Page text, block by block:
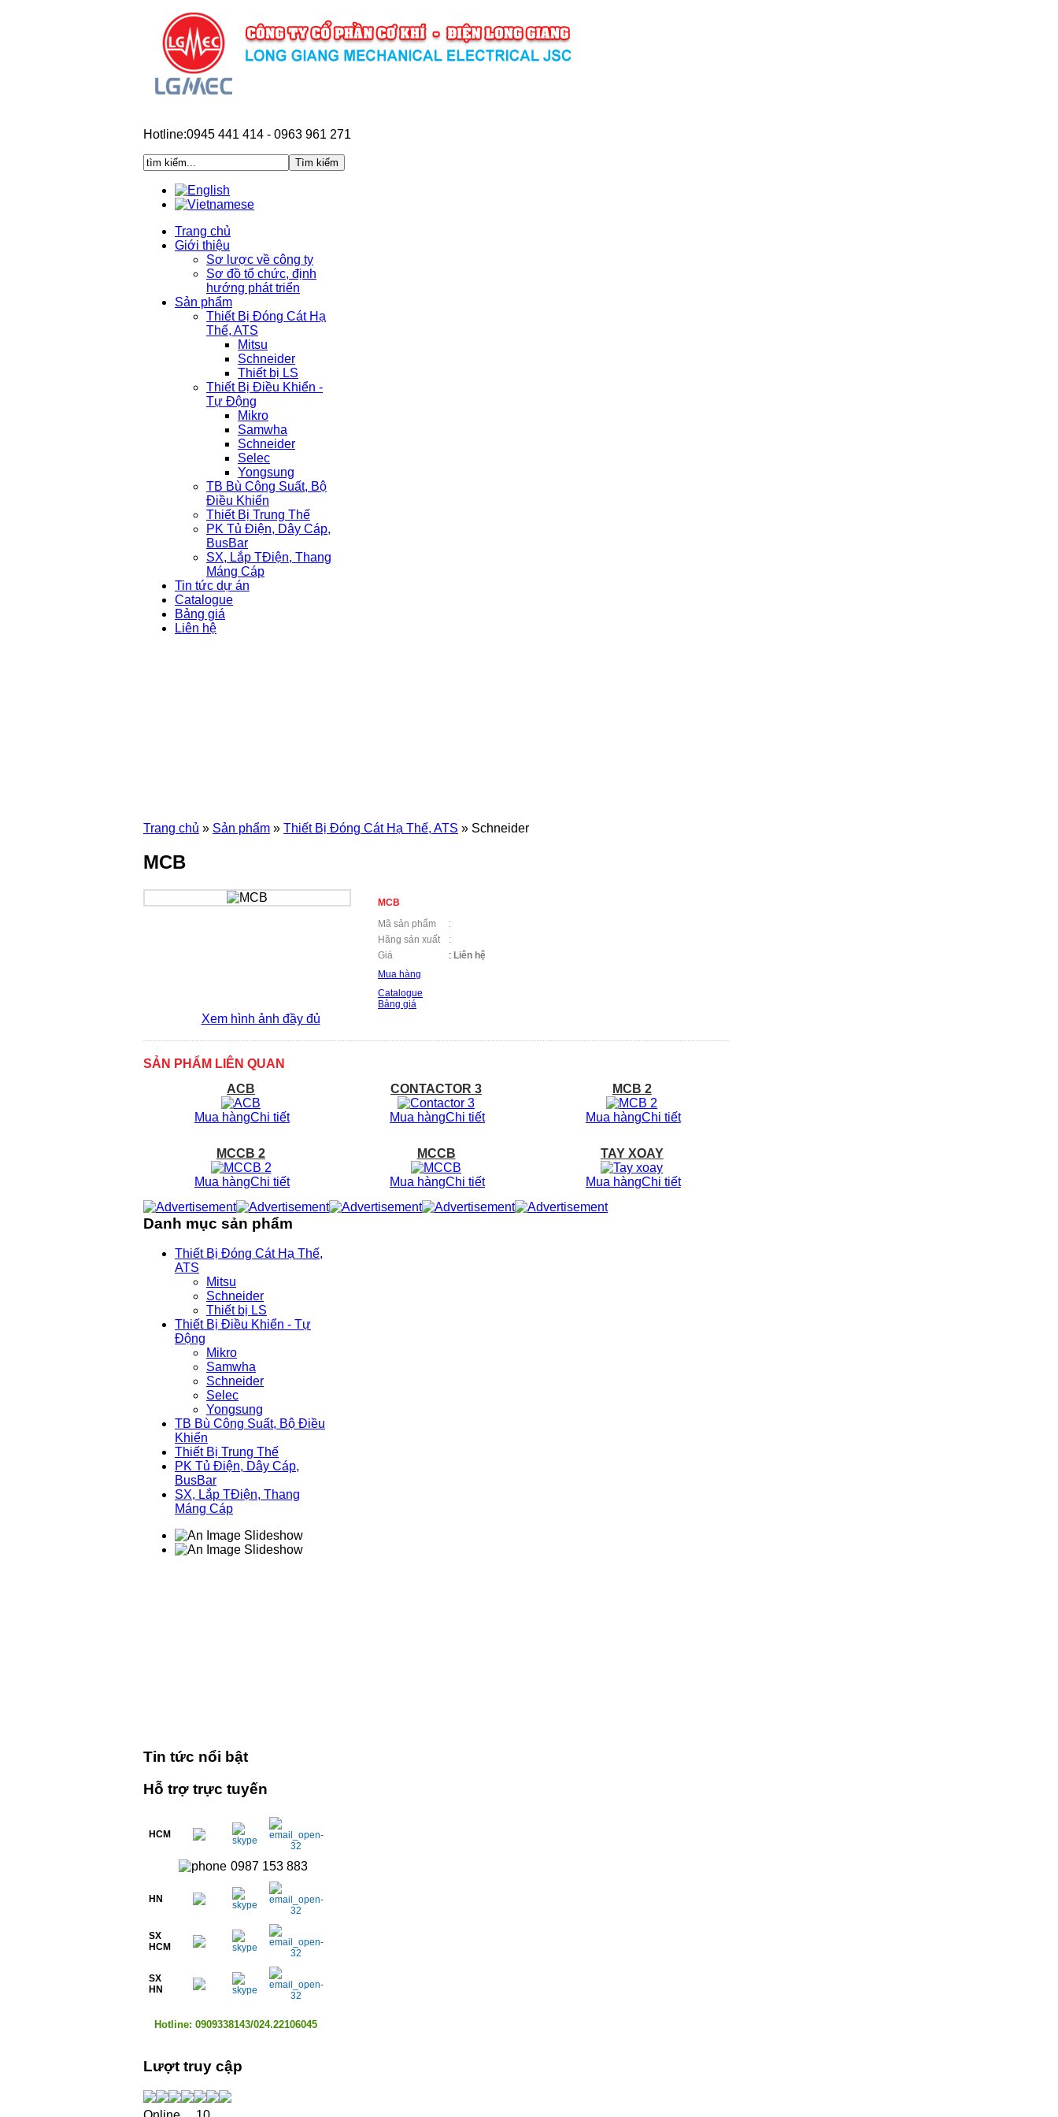
Hotline:0945 441 414 - 0963 961 271
Trang chủ
Giới thiệu
Sơ lược về công ty
Sơ đồ tổ chức, định
hướng phát triển
Sản phẩm
Thiết Bị Đóng Cát Hạ
Thế, ATS
Mitsu
Schneider
Thiết bị LS
Thiết Bị Điều Khiển -
Tự Động
Mikro
Samwha
Schneider
Selec
Yongsung
TB Bù Công Suất, Bộ
Điều Khiển
Thiết Bị Trung Thế
PK Tủ Điện, Dây Cáp,
BusBar
SX, Lắp TĐiện, Thang
Máng Cáp
Tin tức dự án
Catalogue
Bảng giá
Liên hệ
Trang chủ » Sản phẩm » Thiết Bị Đóng Cát Hạ Thế, ATS » Schneider
MCB
MCB
Mã sản phẩm
:
Hãng sản xuất
:
Giá
: Liên hệ
Mua hàng
Catalogue
Bảng giá
Xem hình ảnh đầy đủ
SẢN PHẨM LIÊN QUAN
ACB
Mua hàngChi tiết
CONTACTOR 3
Mua hàngChi tiết
MCB 2
Mua hàngChi tiết
MCCB 2
Mua hàngChi tiết
MCCB
Mua hàngChi tiết
TAY XOAY
Mua hàngChi tiết
Danh mục sản phẩm
Thiết Bị Đóng Cát Hạ Thế,
ATS
Mitsu
Schneider
Thiết bị LS
Thiết Bị Điều Khiển - Tự
Động
Mikro
Samwha
Schneider
Selec
Yongsung
TB Bù Công Suất, Bộ Điều
Khiển
Thiết Bị Trung Thế
PK Tủ Điện, Dây Cáp,
BusBar
SX, Lắp TĐiện, Thang
Máng Cáp
Tin tức nổi bật
Hỗ trợ trực tuyến
HCM
0987 153 883
HN
SX
HCM
SX
HN
Hotline: 0909338143/024.22106045
Lượt truy cập